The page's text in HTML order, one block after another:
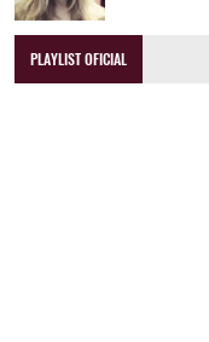
PLAYLIST OFICIAL